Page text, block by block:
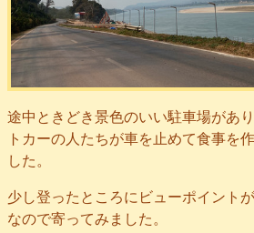
途中ときどき景色のいい駐車場があ
トカーの人たちが車を止めて食事を
した。
少し登ったところにビューポイント
なので寄ってみました。